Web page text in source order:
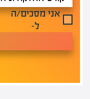
אני מסכים/ה
ל-